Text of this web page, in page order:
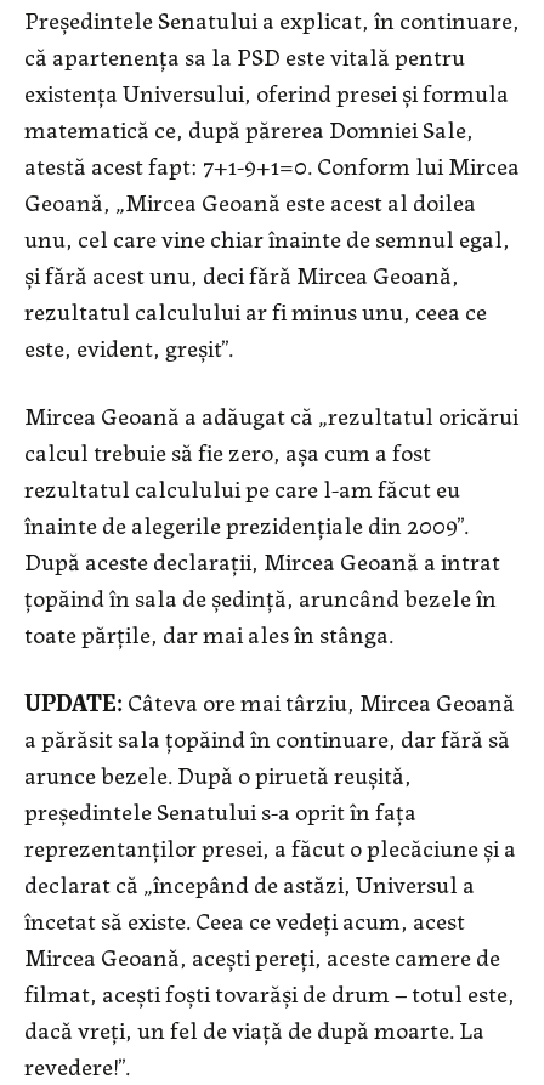
Preşedintele Senatului a explicat, în continuare,
că apartenenţa sa la PSD este vitală pentru
existenţa Universului, oferind presei şi formula
matematică ce, după părerea Domniei Sale,
atestă acest fapt: 7+1-9+1=0. Conform lui Mircea
Geoană, „Mircea Geoană este acest al doilea
unu, cel care vine chiar înainte de semnul egal,
şi fără acest unu, deci fără Mircea Geoană,
rezultatul calculului ar fi minus unu, ceea ce
este, evident, greşit”.
Mircea Geoană a adăugat că „rezultatul oricărui
calcul trebuie să fie zero, aşa cum a fost
rezultatul calculului pe care l-am făcut eu
înainte de alegerile prezidenţiale din 2009”.
După aceste declaraţii, Mircea Geoană a intrat
ţopăind în sala de şedinţă, aruncând bezele în
toate părţile, dar mai ales în stânga.
UPDATE:Câteva ore mai târziu, Mircea Geoană
a părăsit sala ţopăind în continuare, dar fără să
arunce bezele. După o piruetă reuşită,
preşedintele Senatului s-a oprit în faţa
reprezentanţilor presei, a făcut o plecăciune şi a
declarat că „începând de astăzi, Universul a
încetat să existe. Ceea ce vedeţi acum, acest
Mircea Geoană, aceşti pereţi, aceste camere de
filmat, aceşti foşti tovarăşi de drum – totul este,
dacă vreţi, un fel de viaţă de după moarte. La
revedere!”.